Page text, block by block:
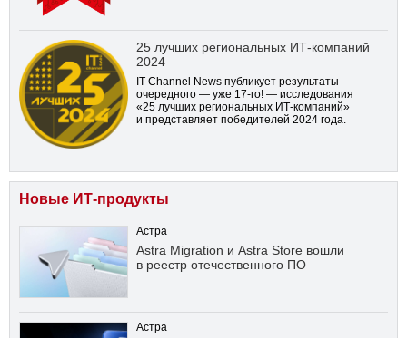
25 лучших региональных ИТ-компаний
2024
IT Channel News публикует результаты
очередного — уже 17-го! — исследования
«25 лучших региональных ИТ-компаний»
и представляет победителей 2024 года.
Новые ИТ-продукты
Астра
Astra Migration и Astra Store вошли
в реестр отечественного ПО
Астра